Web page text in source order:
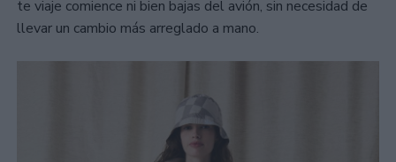
te viaje comience ni bien bajas del avión, sin necesidad de
llevar un cambio más arreglado a mano.